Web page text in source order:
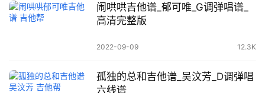
闹哄哄吉他谱_郁可唯_G调弹唱谱_
高清完整版
2022-09-09 12.3K
孤独的总和吉他谱_吴汶芳_D调弹唱
六线谱